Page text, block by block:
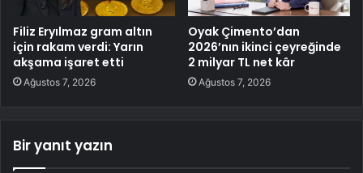
Filiz Eryılmaz gram altın
için rakam verdi: Yarın
akşama işaret etti
Ağustos 7, 2026
Oyak Çimento’dan
2026’nın ikinci çeyreğinde
2 milyar TL net kâr
Ağustos 7, 2026
Bir yanıt yazın